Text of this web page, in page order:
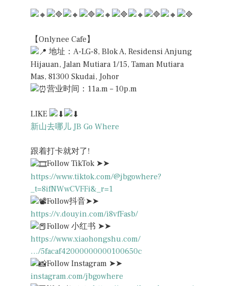
【Onlynee Cafe】
地址：A-LG-8, Blok A, Residensi Anjung
Hijauan, Jalan Mutiara 1/15, Taman Mutiara
Mas, 81300 Skudai, Johor
营业时间：11a.m – 10p.m
LIKE
新山去哪儿 JB Go Where
跟着打卡就对了!
Follow TikTok ➤➤
https://www.tiktok.com/@jbgowhere?
_t=8ifNWwCVFFi&_r=1
Follow抖音➤➤
https://v.douyin.com/i8vfFasb/
Follow 小红书 ➤➤
https://www.xiaohongshu.com/
…/5facaf42000000000100650c
Follow Instagram ➤➤
instagram.com/jbgowhere